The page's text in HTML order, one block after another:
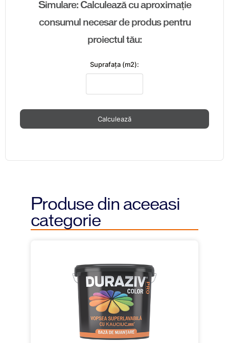
Simulare: Calculează cu aproximație
consumul necesar de produs pentru
proiectul tău:
Suprafaţa (m2):
Calculează
Produse din aceeasi
categorie